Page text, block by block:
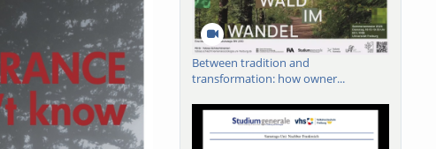
Between tradition and
transformation: how owner...